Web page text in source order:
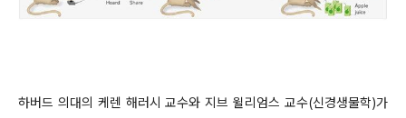
하버드 의대의 케렌 해러시 교수와 지브 윌리엄스 교수(신경생물학)가